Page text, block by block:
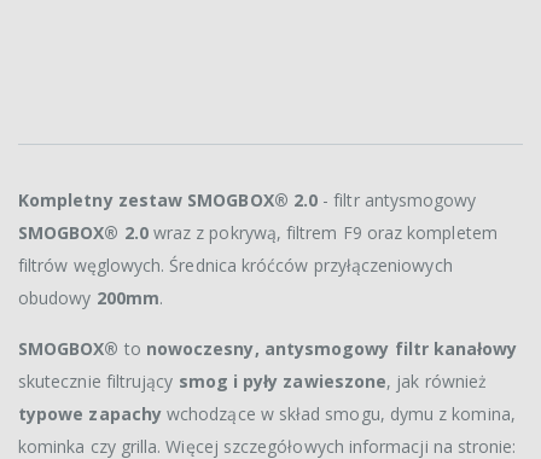
Kompletny zestaw SMOGBOX® 2.0 - filtr antysmogowy
SMOGBOX® 2.0wraz z pokrywą, filtrem F9 oraz kompletem
filtrów węglowych. Średnica króćców przyłączeniowych
obudowy 200mm.
SMOGBOX® to nowoczesny, antysmogowy filtr kanałowy
skutecznie filtrujący smog i pyły zawieszone, jak również
typowe zapachywchodzące w skład smogu, dymu z komina,
kominka czy grilla. Więcej szczegółowych informacji na stronie: